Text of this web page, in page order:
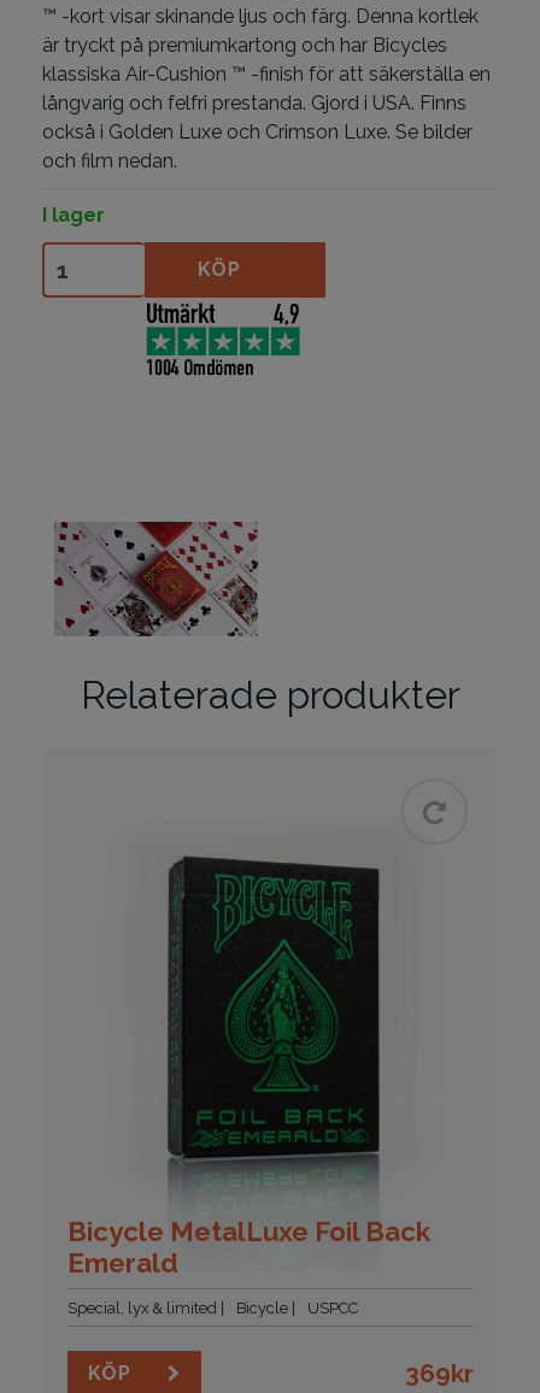
™ -kort visar skinande ljus och färg. Denna kortlek
är tryckt på premiumkartong och har Bicycles
klassiska Air-Cushion ™ -finish för att säkerställa en
långvarig och felfri prestanda. Gjord i USA. Finns
också i Golden Luxe och Crimson Luxe. Se bilder
och film nedan.
I lager
Bicycle Metal Luxe Red mängd
KÖP
Relaterade produkter
Bicycle MetalLuxe Foil Back
Emerald
Special, lyx & limited Bicycle USPCC
KÖP 369kr